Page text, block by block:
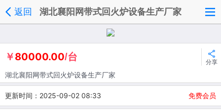
返回 湖北襄阳网带式回火炉设备生产厂家
￥80000.00/台 分享
湖北襄阳网带式回火炉设备生产厂家
更新时间：2025-09-02 08:33 免费会员